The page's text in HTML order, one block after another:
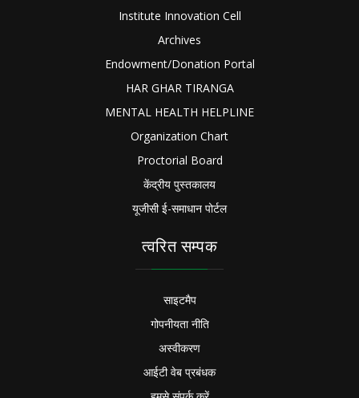
Institute Innovation Cell
Archives
Endowment/Donation Portal
HAR GHAR TIRANGA
MENTAL HEALTH HELPLINE
Organization Chart
Proctorial Board
केंद्रीय पुस्तकालय
यूजीसी ई-समाधान पोर्टल
त्वरित सम्पक
साइटमैप
गोपनीयता नीति
अस्वीकरण
आईटी वेब प्रबंधक